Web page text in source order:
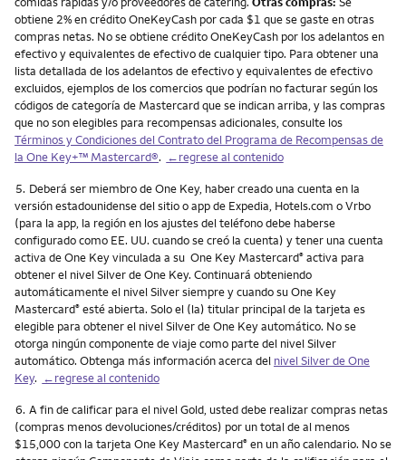
obtiene 2% en crédito OneKeyCash por cada $1 que se gaste en otras
compras netas. No se obtiene crédito OneKeyCash por los adelantos en
efectivo y equivalentes de efectivo de cualquier tipo. Para obtener una
lista detallada de los adelantos de efectivo y equivalentes de efectivo
excluidos, ejemplos de los comercios que podrían no facturar según los
códigos de categoría de Mastercard que se indican arriba, y las compras
que no son elegibles para recompensas adicionales, consulte los
Términos y Condiciones del Contrato del Programa de Recompensas de
la One Key+™ Mastercard®. ←regrese al contenido
Nota
5. Deberá ser miembro de One Key, haber creado una cuenta en la
versión estadounidense del sitio o app de Expedia, Hotels.com o Vrbo
(para la app, la región en los ajustes del teléfono debe haberse
configurado como EE. UU. cuando se creó la cuenta) y tener una cuenta
activa de One Key vinculada a su One Key Mastercard® activa para
obtener el nivel Silver de One Key. Continuará obteniendo
automáticamente el nivel Silver siempre y cuando su One Key
Mastercard® esté abierta. Solo el (la) titular principal de la tarjeta es
elegible para obtener el nivel Silver de One Key automático. No se
otorga ningún componente de viaje como parte del nivel Silver
automático. Obtenga más información acerca del nivel Silver de One
Key. ←regrese al contenido
Nota
6. A fin de calificar para el nivel Gold, usted debe realizar compras netas
(compras menos devoluciones/créditos) por un total de al menos
$15,000 con la tarjeta One Key Mastercard® en un año calendario. No se